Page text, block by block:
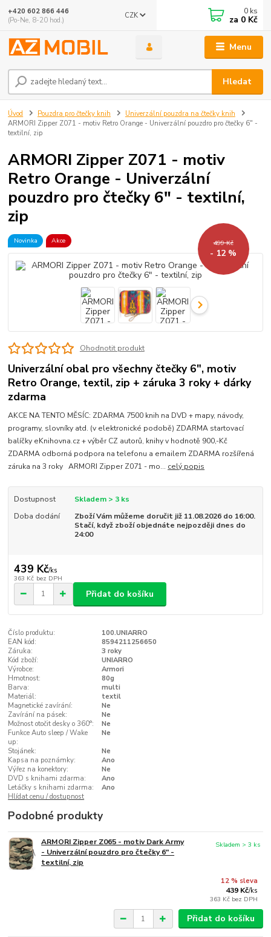
Menu
CZK
Hledat
+420 602 866 446
(Po-Ne, 8-20 hod.)
0 ks
za 0 Kč
Úvod Pouzdra pro čtečky knih
Univerzální pouzdra na čtečky knih
ARMORI Zipper Z071 - motiv Retro Orange - Univerzální pouzdro pro čtečky 6" -
textilní, zip
ARMORI Zipper Z071 - motiv
Retro Orange - Univerzální
pouzdro pro čtečky 6" - textilní,
zip
Novinka Akce 499 Kč
- 12 %
Ohodnotit produkt
Univerzální obal pro všechny čtečky 6", motiv
Retro Orange, textil, zip + záruka 3 roky + dárky
zdarma
AKCE NA TENTO MĚSÍC: ZDARMA 7500 knih na DVD + mapy, návody,
programy, slovníky atd. (v elektronické podobě) ZDARMA startovací
balíčky eKnihovna.cz + výběr CZ autorů, knihy v hodnotě 900,-Kč
ZDARMA odborná podpora na telefonu a emailem ZDARMA rozšířená
záruka na 3 roky ARMORI Zipper Z071 - mo... celý popis
Dostupnost
Skladem > 3 ks
Doba dodání
Zboží Vám můžeme doručit již 11.08.2026 do 16:00.
Stačí, když zboží objednáte nejpozději dnes do
24:00
439 Kč/ks
363 Kč bez DPH
Přidat do košíku
Číslo produktu:
100.UNIARRO
EAN kód:
8594211256650
Záruka:
3 roky
Kód zboží:
UNIARRO
Výrobce:
Armori
Hmotnost:
80g
Barva:
multi
Materiál:
textil
Magnetické zavírání:
Ne
Zavírání na pásek:
Ne
Možnost otočit desky o 360°:
Ne
Funkce Auto sleep / Wake
up:
Ne
Stojánek:
Ne
Kapsa na poznámky:
Ano
Výřez na konektory:
Ne
DVD s knihami zdarma:
Ano
Letáčky s knihami zdarma:
Ano
Hlídat cenu / dostupnost
Podobné produkty
ARMORI Zipper Z065 - motiv Dark Army
- Univerzální pouzdro pro čtečky 6" -
textilní, zip
12 % sleva
439 Kč/ks
363 Kč bez DPH
Skladem > 3 ks
Přidat do košíku